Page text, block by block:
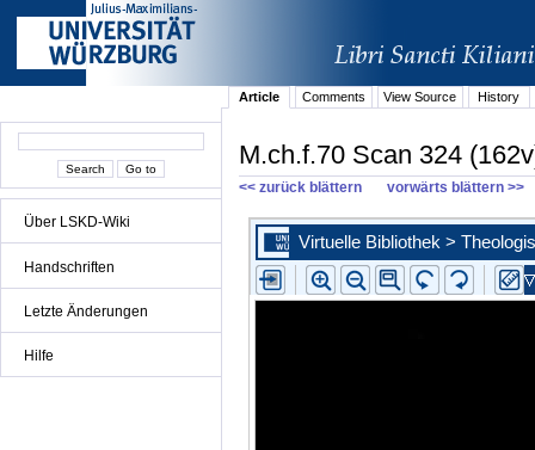
Über LSKD-Wiki
Handschriften
Letzte Änderungen
Hilfe
Article Comments View Source History
M.ch.f.70 Scan 324
<< zurück blättern vorwärts blättern >>